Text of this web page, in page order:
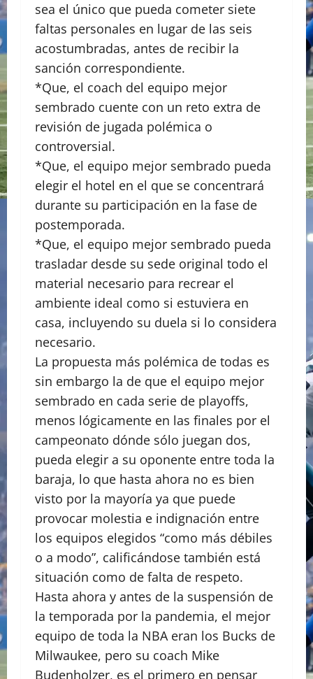
sea el único que pueda cometer siete
faltas personales en lugar de las seis
acostumbradas, antes de recibir la
sanción correspondiente.
*Que, el coach del equipo mejor
sembrado cuente con un reto extra de
revisión de jugada polémica o
controversial.
*Que, el equipo mejor sembrado pueda
elegir el hotel en el que se concentrará
durante su participación en la fase de
postemporada.
*Que, el equipo mejor sembrado pueda
trasladar desde su sede original todo el
material necesario para recrear el
ambiente ideal como si estuviera en
casa, incluyendo su duela si lo considera
necesario.
La propuesta más polémica de todas es
sin embargo la de que el equipo mejor
sembrado en cada serie de playoffs,
menos lógicamente en las finales por el
campeonato dónde sólo juegan dos,
pueda elegir a su oponente entre toda la
baraja, lo que hasta ahora no es bien
visto por la mayoría ya que puede
provocar molestia e indignación entre
los equipos elegidos “como más débiles
o a modo”, calificándose también está
situación como de falta de respeto.
Hasta ahora y antes de la suspensión de
la temporada por la pandemia, el mejor
equipo de toda la NBA eran los Bucks de
Milwaukee, pero su coach Mike
Budenholzer, es el primero en pensar